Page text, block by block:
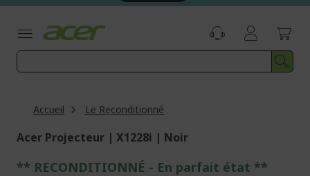
Accueil Le Reconditionné
Acer Projecteur | X1228i | Noir
** RECONDITIONNÉ - En parfait état **